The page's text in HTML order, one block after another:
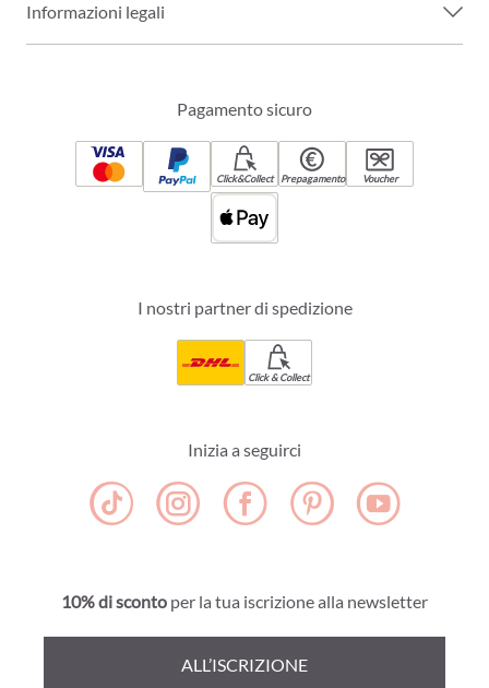
Informazioni legali
Pagamento sicuro
Click&Collect Prepagamento Voucher
I nostri partner di spedizione
Click & Collect
Inizia a seguirci
10% di sconto per la tua iscrizione alla newsletter
ALL’ISCRIZIONE